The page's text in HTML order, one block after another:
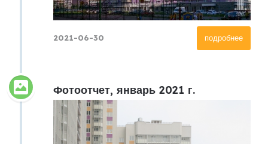
подробнее
2021-06-30
Фотоотчет, январь 2021 г.